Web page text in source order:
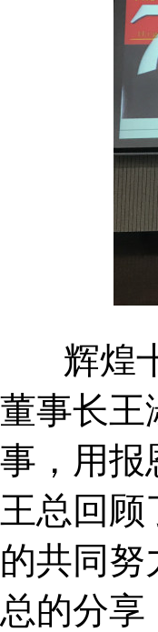
辉煌十
董事长王
事，用报
王总回顾
的共同努
总的分享